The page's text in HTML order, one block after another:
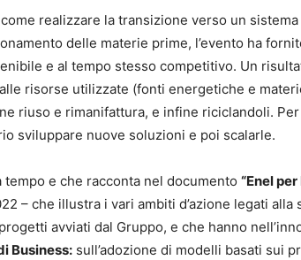
realizzare la transizione verso un
delle materie prime, l’evento ha
e al tempo stesso competitivo. Un
risorse utilizzate (fonti energetiche e
riuso e rimanifattura, e infine riciclandoli.
sviluppare nuove soluzioni e poi scalarle.
e che racconta nel documento “Enel
– che illustra i vari ambiti d’azione legati
avviati dal Gruppo, e che hanno
Business: sull’adozione di modelli basati sui